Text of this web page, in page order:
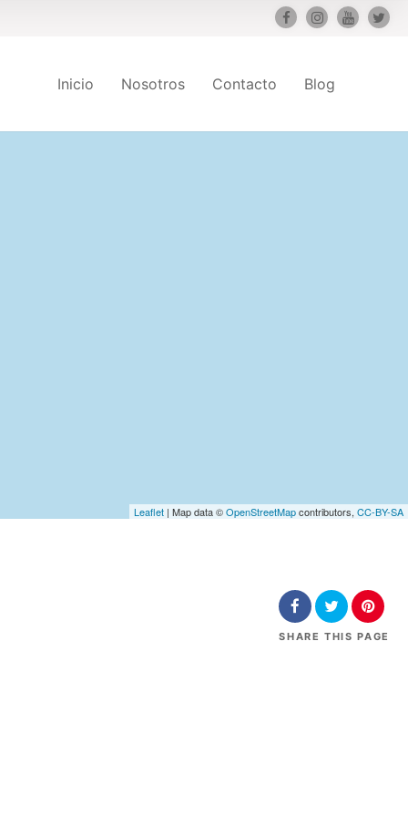
Inicio Nosotros Contacto Blog
Leaflet | Map data ©OpenStreetMapcontributors, CC-BY-SA
SHARE THIS PAGE